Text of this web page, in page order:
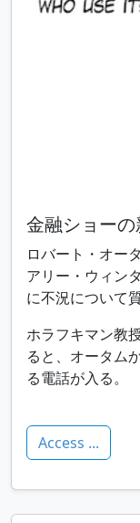
金融ショー
ロバート・オー
アリー・ウィン
に不況について
ホラフキマン教
ると、オータム
る電話が入る。
Access ...